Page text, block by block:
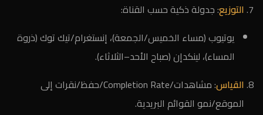
التوزيع: جدولة ذكية حسب القناة:
يوتيوب (مساء الخميس/الجمعة)، إنستغرام/تيك توك (ذروة
المساء)، لينكدإن (صباح الأحد–الثلاثاء).
القياس
: مشاهدات/Completion Rate/حفظ/نقرات إلى
الموقع/نمو القوائم البريدية.